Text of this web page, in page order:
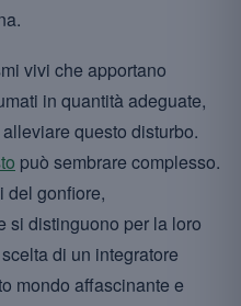
vivi che apportano
in quantità adeguate,
questo disturbo.
può sembrare complesso.
del gonfiore,
si distinguono per la loro
di un integratore
mondo affascinante e